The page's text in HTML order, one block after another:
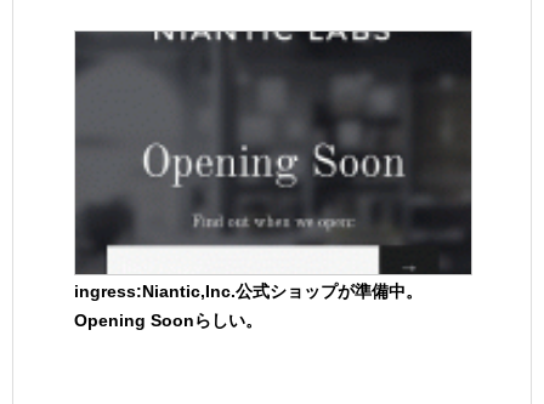
ingress:Niantic,Inc.公式ショップが準備中。
Opening Soonらしい。